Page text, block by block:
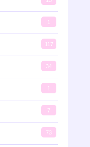
1
117
34
1
7
73